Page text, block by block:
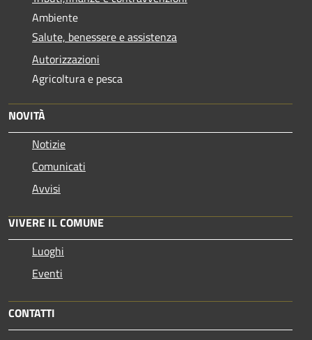
Ambiente
Salute, benessere e assistenza
Autorizzazioni
Agricoltura e pesca
NOVITÀ
Notizie
Comunicati
Avvisi
VIVERE IL COMUNE
Luoghi
Eventi
CONTATTI